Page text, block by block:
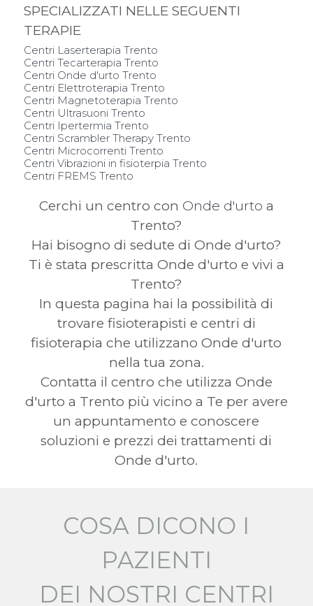
SPECIALIZZATI NELLE SEGUENTI
TERAPIE
Centri Laserterapia Trento
Centri Tecarterapia Trento
Centri Onde d'urto Trento
Centri Elettroterapia Trento
Centri Magnetoterapia Trento
Centri Ultrasuoni Trento
Centri Ipertermia Trento
Centri Scrambler Therapy Trento
Centri Microcorrenti Trento
Centri Vibrazioni in fisioterpia Trento
Centri FREMS Trento
Cerchi un centro con Onde d'urto a
Trento?
Hai bisogno di sedute di Onde d'urto?
Ti è stata prescritta Onde d'urto e vivi a
Trento?
In questa pagina hai la possibilità di
trovare fisioterapisti e centri di
fisioterapia che utilizzano Onde d'urto
nella tua zona.
Contatta il centro che utilizza Onde
d'urto a Trento più vicino a Te per avere
un appuntamento e conoscere
soluzioni e prezzi dei trattamenti di
Onde d'urto.
COSA DICONO I
PAZIENTI
DEI NOSTRI CENTRI